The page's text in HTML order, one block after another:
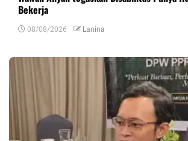
Bekerja
08/08/2026 Lanina